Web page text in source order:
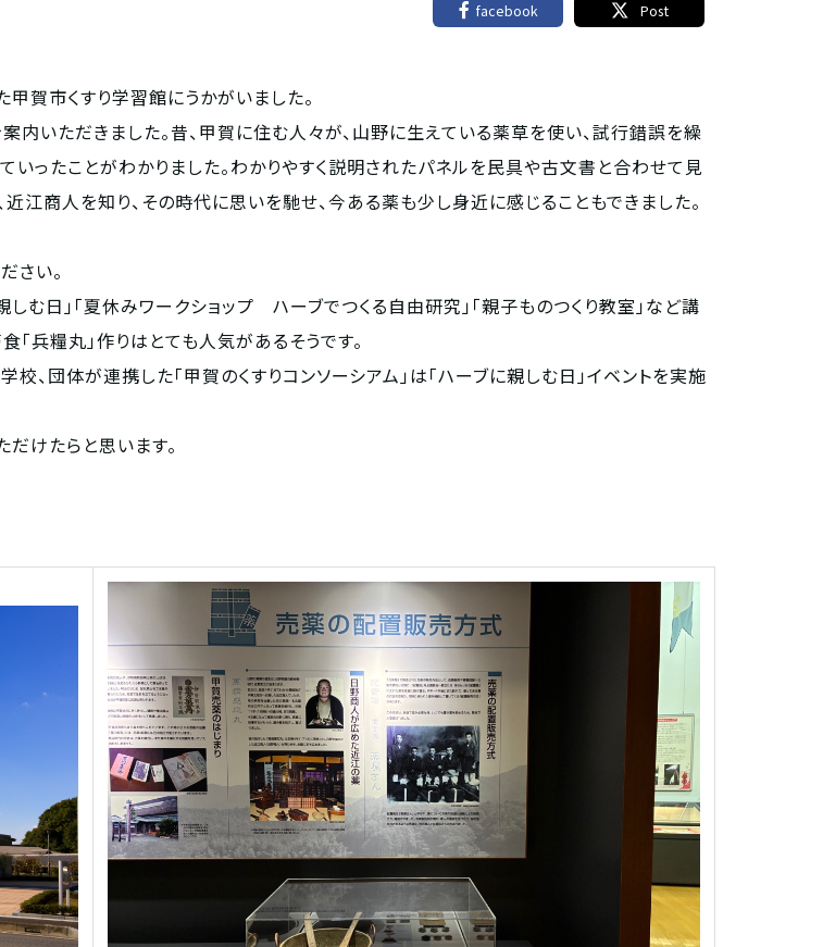
facebook Post
賀市くすり学習館にうかがいました。
内いただきました。昔、甲賀に住む人々が、山野に生えている薬草を使い、試行錯誤を繰
いったことがわかりました。わかりやすく説明されたパネルを民具や古文書と合わせて見
近江商人を知り、その時代に思いを馳せ、今ある薬も少し身近に感じることもできました。
さい。
む日」「夏休みワークショップ ハーブでつくる自由研究」「親子ものつくり教室」など講
兵糧丸」作りはとても人気があるそうです。
、団体が連携した「甲賀のくすりコンソーシアム」は「ハーブに親しむ日」イベントを実施
だけたらと思います。